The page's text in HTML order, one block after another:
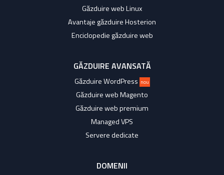
Găzduire web Linux
Avantaje găzduire Hosterion
Enciclopedie găzduire web
GĂZDUIRE AVANSATĂ
Găzduire WordPress nou
Găzduire web Magento
Găzduire web premium
Managed VPS
Servere dedicate
DOMENII